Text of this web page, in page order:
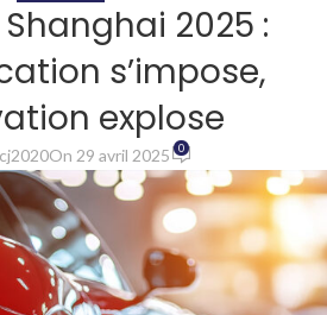
2025 :
s’impose,
explose
On 29 avril 2025 0